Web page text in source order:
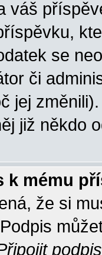
váš
se
či
jej
již někdo
k mému
že si
podpis